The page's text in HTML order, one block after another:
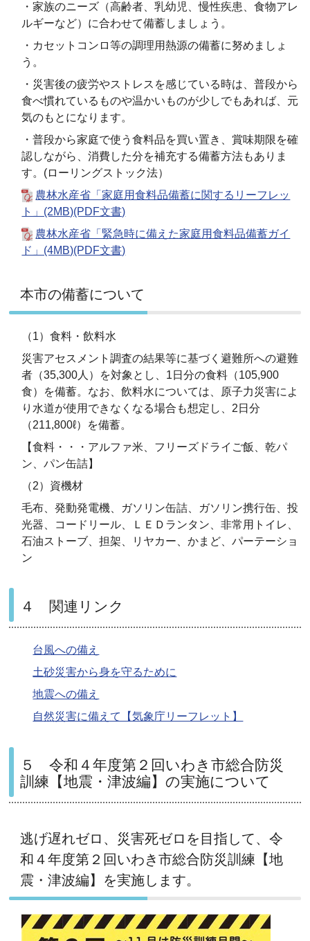
・家族のニーズ（高齢者、乳幼児、慢性疾患、食物アレ
ルギーなど）に合わせて備蓄しましょう。
・カセットコンロ等の調理用熱源の備蓄に努めましょ
う。
・災害後の疲労やストレスを感じている時は、普段から
食べ慣れているものや温かいものが少しでもあれば、元
気のもとになります。
・普段から家庭で使う食料品を買い置き、賞味期限を確
認しながら、消費した分を補充する備蓄方法もありま
す。(ローリングストック法）
農林水産省「家庭用食料品備蓄に関するリーフレッ
ト」(2MB)(PDF文書)
農林水産省「緊急時に備えた家庭用食料品備蓄ガイ
ド」(4MB)(PDF文書)
本市の備蓄について
（1）食料・飲料水
災害アセスメント調査の結果等に基づく避難所への避難
者（35,300人）を対象とし、1日分の食料（105,900
食）を備蓄。なお、飲料水については、原子力災害によ
り水道が使用できなくなる場合も想定し、2日分
（211,800ℓ）を備蓄。
【食料・・・アルファ米、フリーズドライご飯、乾パ
ン、パン缶詰】
（2）資機材
毛布、発動発電機、ガソリン缶詰、ガソリン携行缶、投
光器、コードリール、ＬＥＤランタン、非常用トイレ、
石油ストーブ、担架、リヤカー、かまど、パーテーショ
ン
４ 関連リンク
台風への備え
土砂災害から身を守るために
地震への備え
自然災害に備えて【気象庁リーフレット】
５ 令和４年度第２回いわき市総合防災
訓練【地震・津波編】の実施について
逃げ遅れゼロ、災害死ゼロを目指して、令
和４年度第２回いわき市総合防災訓練【地
震・津波編】を実施します。